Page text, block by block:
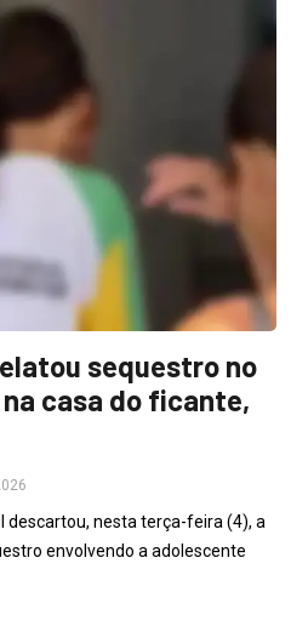
sequestro no
casa do ficante,
descartou, nesta terça-feira (4), a
envolvendo a adolescente